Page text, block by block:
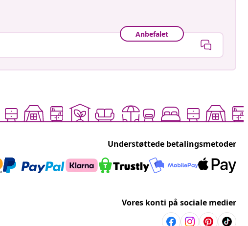
Anbefalet
Understøttede betalingsmetoder
Vores konti på sociale medier